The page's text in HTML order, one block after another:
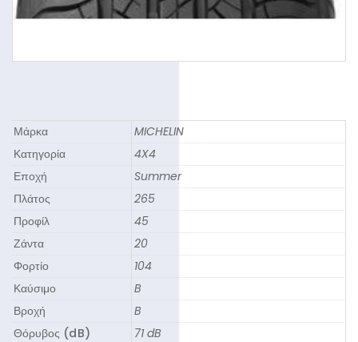
Μάρκα
MICHELIN
Κατηγορία
4X4
Εποχή
Summer
Πλάτος
265
Προφίλ
45
Ζάντα
20
Φορτίο
104
Καύσιμο
B
Βροχή
B
Θόρυβος (dB)
71 dB